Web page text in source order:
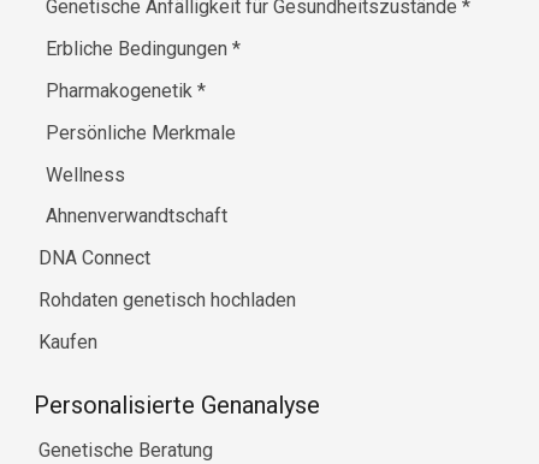
Genetische Anfälligkeit für Gesundheitszustände*
Erbliche Bedingungen*
Pharmakogenetik*
Persönliche Merkmale
Wellness
Ahnenverwandtschaft
DNA Connect
Rohdaten genetisch hochladen
Kaufen
Personalisierte Genanalyse
Genetische Beratung